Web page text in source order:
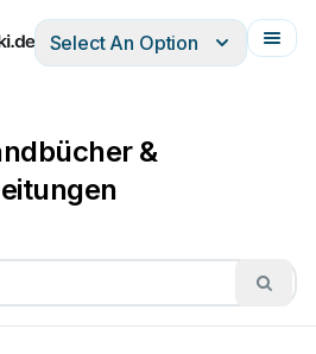
ItalianoFrançais
Select An Option
&